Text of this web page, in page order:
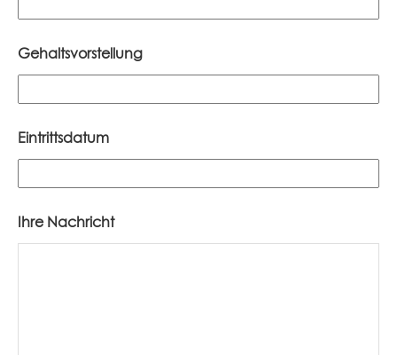
Gehaltsvorstellung
Eintrittsdatum
Ihre Nachricht